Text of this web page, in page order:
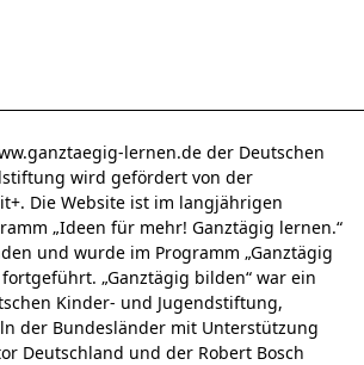
lernen.de der Deutschen
wird gefördert von der
Die Website ist im langjährigen
„Ideen für mehr! Ganztägig lernen.“
und wurde im Programm „Ganztägig
fortgeführt. „Ganztägig bilden“ war ein
Kinder- und Jugendstiftung,
der Bundesländer mit Unterstützung
Deutschland und der Robert Bosch